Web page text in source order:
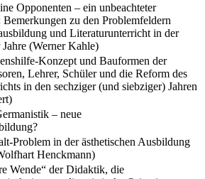
Opponenten – ein unbeachteter
Bemerkungen zu den Problemfeldern
und Literaturunterricht in der
(Werner Kahle)
Konzept und Bauformen der
Lehrer, Schüler und die Reform des
in den sechziger (und siebziger) Jahren
– neue
Problem in der ästhetischen Ausbildung
Henckmann)
Wende“ der Didaktik, die